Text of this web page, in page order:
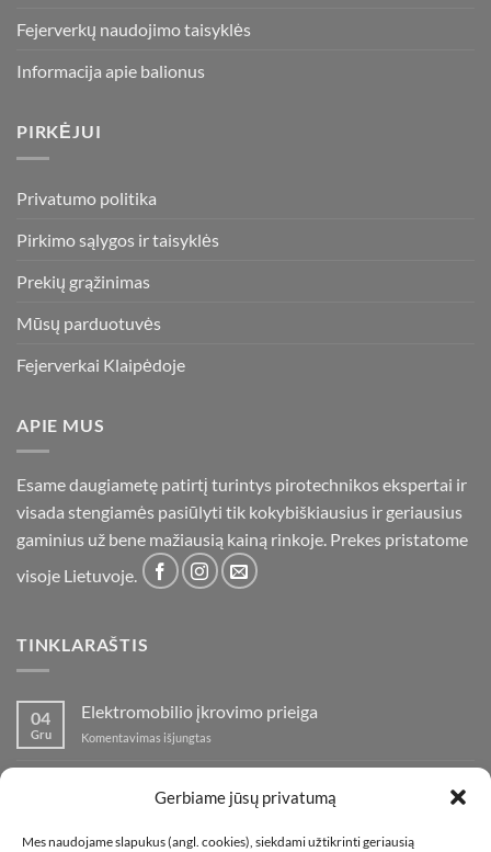
Gerbiame jūsų privatumą
Mes naudojame slapukus (angl. cookies), siekdami užtikrinti geriausią
Fejerverkų naudojimo taisyklės
Informacija apie balionus
PIRKĖJUI
Privatumo politika
Pirkimo sąlygos ir taisyklės
Prekių grąžinimas
Mūsų parduotuvės
Fejerverkai Klaipėdoje
APIE MUS
Esame daugiametę patirtį turintys pirotechnikos ekspertai ir
visada stengiamės pasiūlyti tik kokybiškiausius ir geriausius
gaminius už bene mažiausią kainą rinkoje. Prekes pristatome
visoje Lietuvoje.
TINKLARAŠTIS
04
Gru
Elektromobilio įkrovimo prieiga
Komentavimas išjungtas
prieiga
įraše
fejerverkų